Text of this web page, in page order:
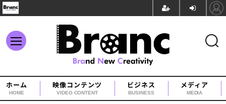
ホーム
HOME
映像コンテンツ
VIDEO CONTENT
ビジネス
BUSINESS
メディア
MEDIA